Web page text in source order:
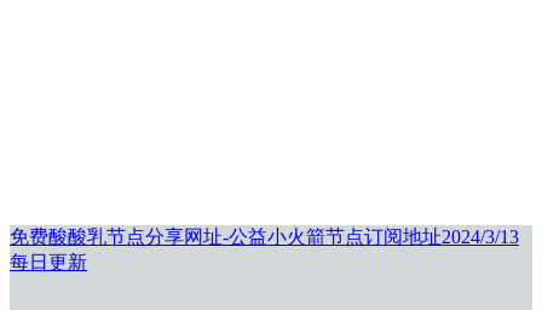
免费酸酸乳节点分享网址-公益小火箭节点订阅地址2024/3/13
每日更新